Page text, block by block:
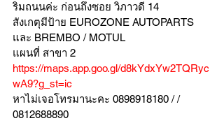
ริมถนนค่ะ ก่อนถึงซอย วิภาวดี 14
สังเกตุมีป้าย EUROZONE AUTOPARTS
และ BREMBO / MOTUL
แผนที่ สาขา 2
https://maps.app.goo.gl/d8kYdxYw2TQRyc
wA9?g_st=ic
หาไม่เจอโทรมานะคะ 0898918180 / /
0812688890